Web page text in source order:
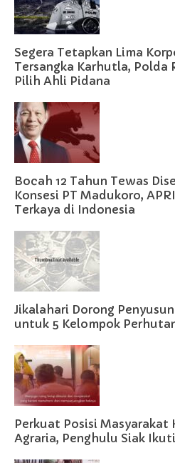
Segera Tetapkan Lima
Tersangka Karhutla, Polda
Pilih Ahli Pidana
Bocah 12 Tahun Tewas
Konsesi PT Madukoro,
Terkaya di Indonesia
Jikalahari Dorong
untuk 5 Kelompok
Perkuat Posisi
Agraria, Penghulu Siak